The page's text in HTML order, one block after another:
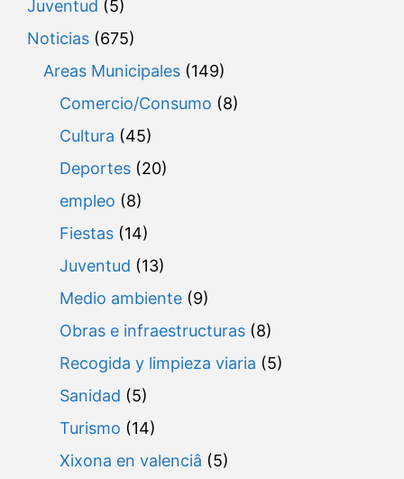
Juventud (5)
Noticias (675)
Areas Municipales (149)
Comercio/Consumo (8)
Cultura (45)
Deportes (20)
empleo (8)
Fiestas (14)
Juventud (13)
Medio ambiente (9)
Obras e infraestructuras (8)
Recogida y limpieza viaria (5)
Sanidad (5)
Turismo (14)
Xixona en valenciâ (5)